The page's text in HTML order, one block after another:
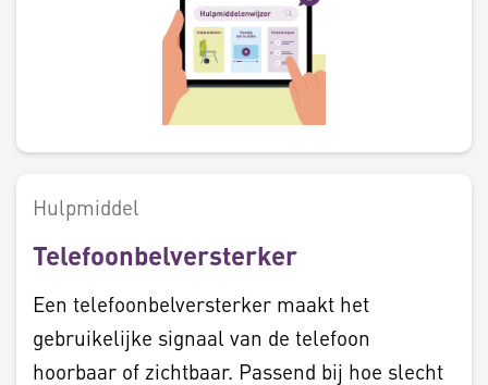
Hulpmiddel
Telefoonbelversterker
Een telefoonbelversterker maakt het
gebruikelijke signaal van de telefoon
hoorbaar of zichtbaar. Passend bij hoe slecht